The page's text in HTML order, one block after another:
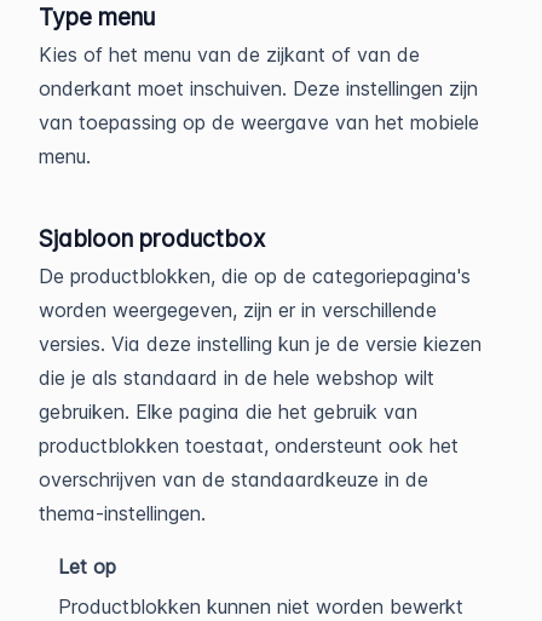
Type menu
Kies of het menu van de zijkant of van de
onderkant moet inschuiven. Deze instellingen zijn
van toepassing op de weergave van het mobiele
menu.
Sjabloon productbox
De productblokken, die op de categoriepagina's
worden weergegeven, zijn er in verschillende
versies. Via deze instelling kun je de versie kiezen
die je als standaard in de hele webshop wilt
gebruiken. Elke pagina die het gebruik van
productblokken toestaat, ondersteunt ook het
overschrijven van de standaardkeuze in de
thema-instellingen.
Let op
Productblokken kunnen niet worden bewerkt